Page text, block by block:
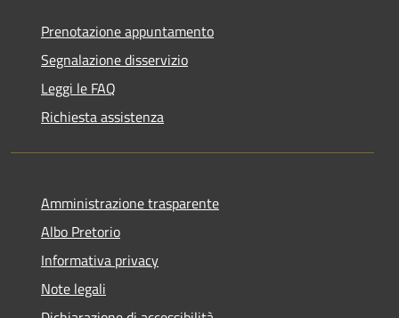
Prenotazione appuntamento
Segnalazione disservizio
Leggi le FAQ
Richiesta assistenza
Amministrazione trasparente
Albo Pretorio
Informativa privacy
Note legali